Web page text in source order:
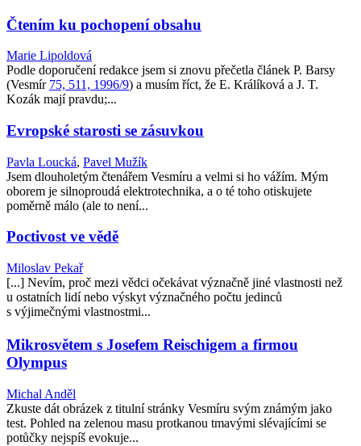
Čtením ku pochopení obsahu
Marie Lipoldová
Podle doporučení redakce jsem si znovu přečetla článek P. Barsy
(Vesmír 75, 511, 1996/9) a musím říct, že E. Králíková a J. T.
Kozák mají pravdu;...
Evropské starosti se zásuvkou
Pavla Loucká, Pavel Mužík
Jsem dlouholetým čtenářem Vesmíru a velmi si ho vážím. Mým
oborem je silnoproudá elektrotechnika, a o té toho otiskujete
poměrně málo (ale to není...
Poctivost ve vědě
Miloslav Pekař
[...] Nevím, proč mezi vědci očekávat význačně jiné vlastnosti než
u ostatních lidí nebo výskyt význačného počtu jedinců
s výjimečnými vlastnostmi...
Mikrosvětem s Josefem Reischigem a firmou
Olympus
Michal Anděl
Zkuste dát obrázek z titulní stránky Vesmíru svým známým jako
test. Pohled na zelenou masu protkanou tmavými slévajícími se
potůčky nejspíš evokuje...